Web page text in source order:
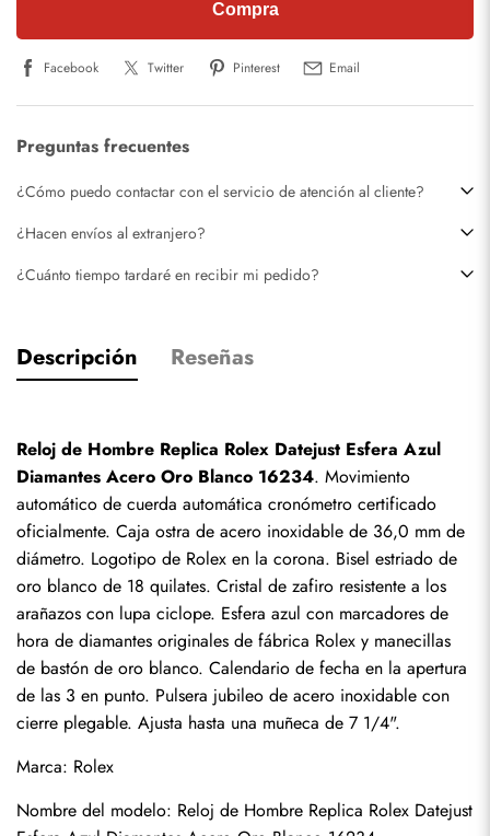
Compra
Facebook Twitter Pinterest Email
Preguntas frecuentes
¿Cómo puedo contactar con el servicio de atención al cliente?
¿Hacen envíos al extranjero?
¿Cuánto tiempo tardaré en recibir mi pedido?
Descripción Reseñas
Reloj de Hombre Replica Rolex Datejust Esfera Azul
Diamantes Acero Oro Blanco 16234. Movimiento
automático de cuerda automática cronómetro certificado
oficialmente. Caja ostra de acero inoxidable de 36,0 mm de
diámetro. Logotipo de Rolex en la corona. Bisel estriado de
oro blanco de 18 quilates. Cristal de zafiro resistente a los
arañazos con lupa ciclope. Esfera azul con marcadores de
hora de diamantes originales de fábrica Rolex y manecillas
de bastón de oro blanco. Calendario de fecha en la apertura
de las 3 en punto. Pulsera jubileo de acero inoxidable con
cierre plegable. Ajusta hasta una muñeca de 7 1/4".
Marca: Rolex
Nombre del modelo: Reloj de Hombre Replica Rolex Datejust